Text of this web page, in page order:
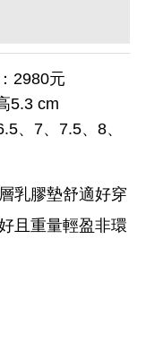
2980元
5.3 cm
、7、7.5、8、
乳膠墊舒適好穿
且重量輕盈非環